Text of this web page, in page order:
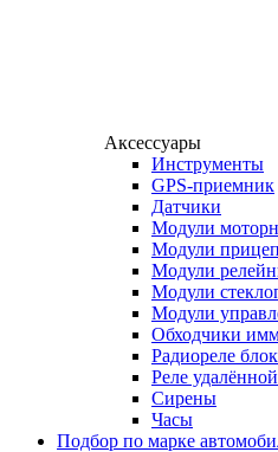
Аксессуары
Инструменты
GPS-приемник
Датчики
Модули
Модули
Модули
Модули
Модули
Обходчики
Радиореле
Реле
Сирены
Часы
Подбор по марке